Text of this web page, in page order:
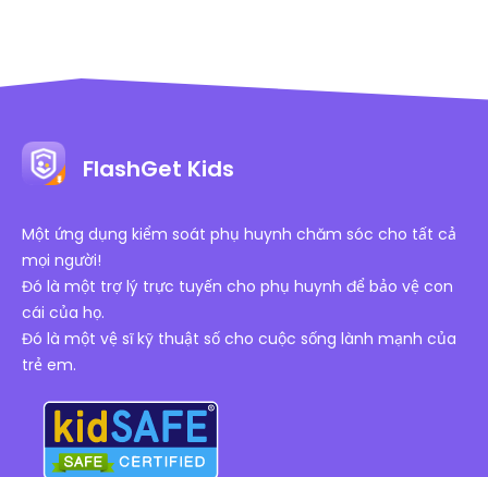
FlashGet Kids
Một ứng dụng kiểm soát phụ huynh chăm sóc cho tất cả
mọi người!
Đó là một trợ lý trực tuyến cho phụ huynh để bảo vệ con
cái của họ.
Đó là một vệ sĩ kỹ thuật số cho cuộc sống lành mạnh của
trẻ em.